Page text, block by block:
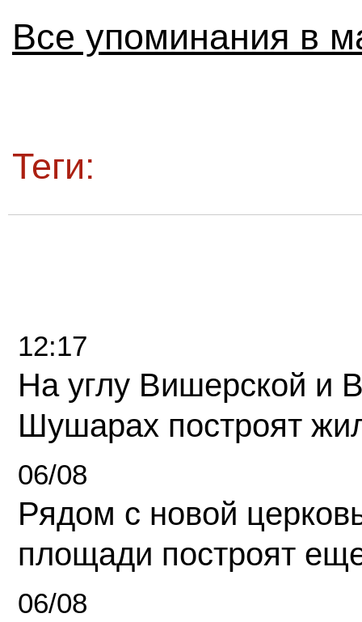
Все упоминания в
Теги:
12:17
На углу Вишерской и
Шушарах построят
06/08
Рядом с новой
площади построят
06/08